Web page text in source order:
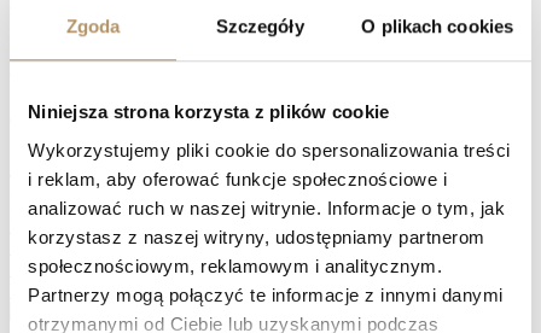
Zgoda Szczegóły O plikach cookies
Niniejsza strona korzysta z plików cookie
Wykorzystujemy pliki cookie do spersonalizowania treści
i reklam, aby oferować funkcje społecznościowe i
analizować ruch w naszej witrynie. Informacje o tym, jak
korzystasz z naszej witryny, udostępniamy partnerom
społecznościowym, reklamowym i analitycznym.
Partnerzy mogą połączyć te informacje z innymi danymi
otrzymanymi od Ciebie lub uzyskanymi podczas
zasądził od mBank S.A. na rzecz kredytobiorców kwotę
oddalił pozew.
Facebook
Twitter
LinkedIn
16.12.2021 – Wygrana sprawa przeciwko Raiffeisen Bank
International AG – umowa kredytu nieważna w całości
17.12.2021 – Wygrana sprawa przeciwko mBank S.A. – umowa
kredytu nieważnaNastępny